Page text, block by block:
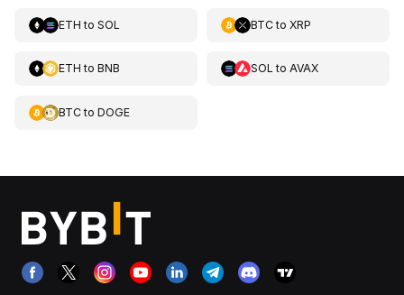
ETH to SOL BTCto XRP
ETH to BNB SOL to AVAX
BTCto DOGE